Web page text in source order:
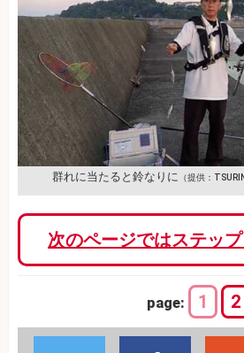
群れに当たると鈴なりに （提供：
次のページではステッ
page: 1 2